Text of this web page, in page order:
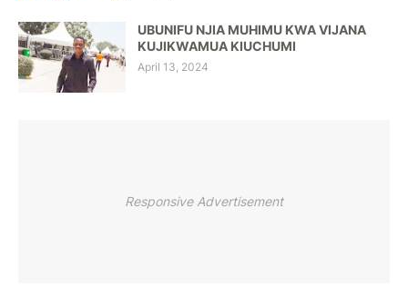
UBUNIFU NJIA MUHIMU KWA VIJANA
KUJIKWAMUA KIUCHUMI
April 13, 2024
Responsive Advertisement